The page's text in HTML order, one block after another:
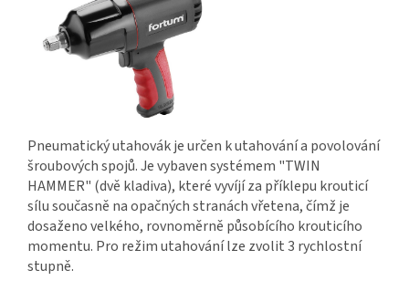
Pneumatický utahovák je určen k utahování a povolování
šroubových spojů. Je vybaven systémem "TWIN
HAMMER" (dvě kladiva), které vyvíjí za příklepu krouticí
sílu současně na opačných stranách vřetena, čímž je
dosaženo velkého, rovnoměrně působícího krouticího
momentu. Pro režim utahování lze zvolit 3 rychlostní
stupně.